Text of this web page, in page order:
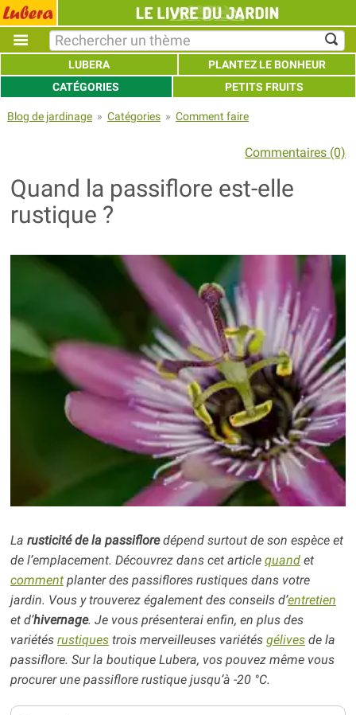
LUBERA
PLANTEZ LE BONHEUR
CATÉGORIES
PETITS FRUITS
Blog de jardinage» Catégories» Comment faire
Commentaires (0)
Quand la passiflore est-elle
rustique ?
La rusticité de la passifloredépend surtout de son espèce et
de l’emplacement. Découvrez dans cet article quandet
commentplanter des passiflores rustiques dans votre
jardin. Vous y trouverez également des conseils d’entretien
et d’hivernage. Je vous présenterai enfin, en plus des
variétés rustiquestrois merveilleuses variétés gélivesde la
passiflore. Sur la boutique Lubera, vos pouvez même vous
procurer une passiflore rustique jusqu’à -20 °C.